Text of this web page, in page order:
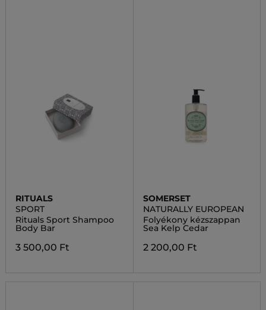
RITUALS
SPORT
Rituals Sport Shampoo
Body Bar
3 500,00 Ft
SOMERSET
NATURALLY EUROPEAN
Folyékony kézszappan
Sea Kelp Cedar
2 200,00 Ft